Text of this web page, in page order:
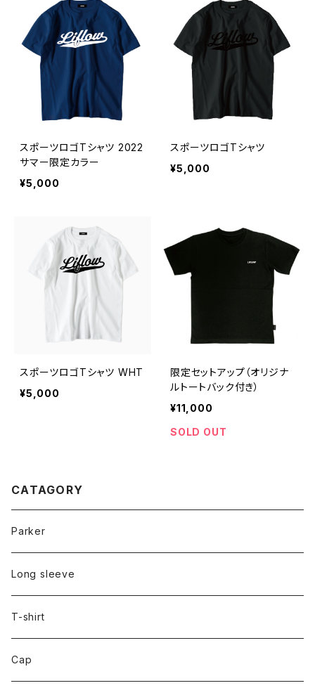
スポーツロゴTシャツ 2022
サマー限定カラー
¥5,000
スポーツロゴTシャツ
¥5,000
スポーツロゴTシャツ WHT
¥5,000
限定セットアップ（オリジナ
ルトートバック付き）
¥11,000
SOLD OUT
CATAGORY
Parker
Long sleeve
T-shirt
Cap